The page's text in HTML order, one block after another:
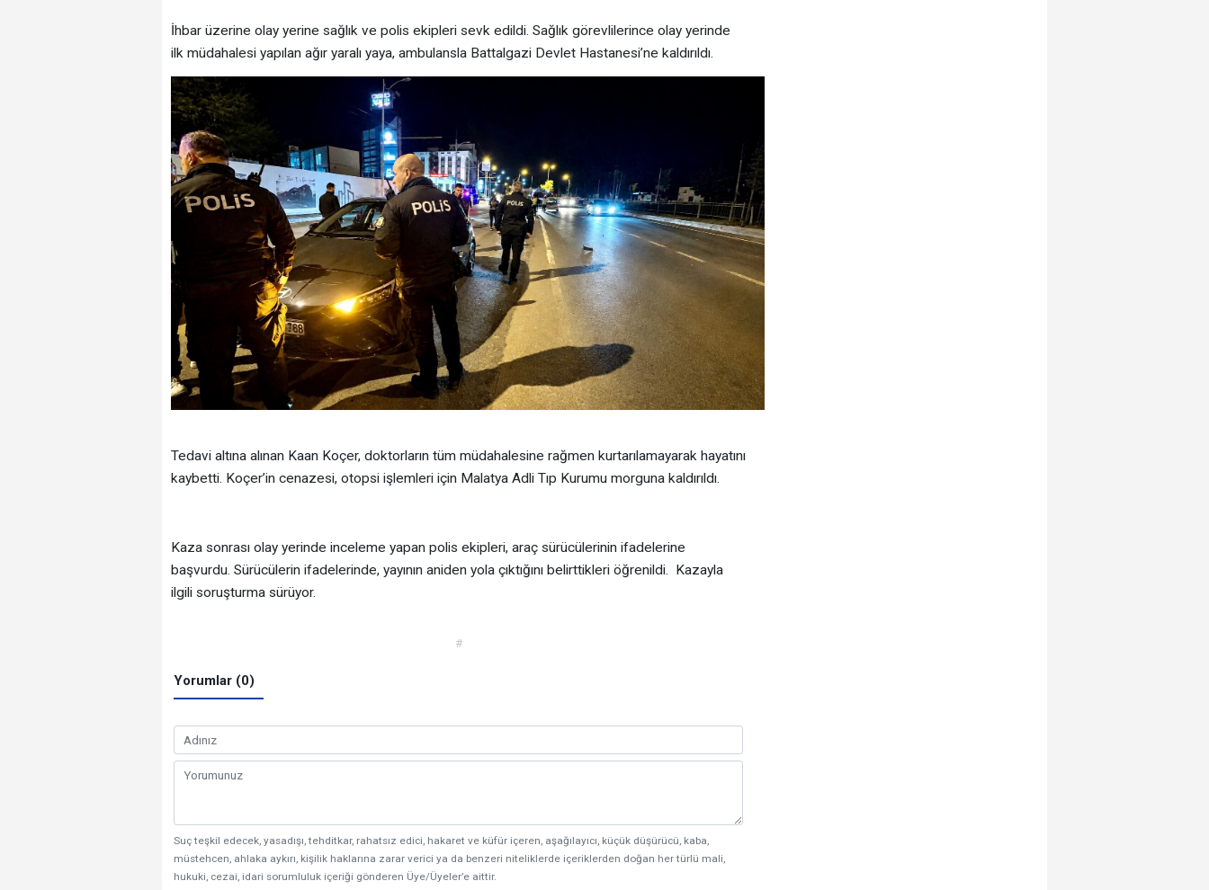
İhbar üzerine olay yerine sağlık ve polis ekipleri sevk edildi. Sağlık görevlilerince olay yerinde
ilk müdahalesi yapılan ağır yaralı yaya, ambulansla Battalgazi Devlet Hastanesi’ne kaldırıldı.
Tedavi altına alınan Kaan Koçer, doktorların tüm müdahalesine rağmen kurtarılamayarak hayatını
kaybetti. Koçer’in cenazesi, otopsi işlemleri için Malatya Adli Tıp Kurumu morguna kaldırıldı.
Kaza sonrası olay yerinde inceleme yapan polis ekipleri, araç sürücülerinin ifadelerine
başvurdu. Sürücülerin ifadelerinde, yayının aniden yola çıktığını belirttikleri öğrenildi. Kazayla
ilgili soruşturma sürüyor.
#
Yorumlar (0)
Suç teşkil edecek, yasadışı, tehditkar, rahatsız edici, hakaret ve küfür içeren, aşağılayıcı, küçük düşürücü, kaba,
müstehcen, ahlaka aykırı, kişilik haklarına zarar verici ya da benzeri niteliklerde içeriklerden doğan her türlü mali,
hukuki, cezai, idari sorumluluk içeriği gönderen Üye/Üyeler’e aittir.